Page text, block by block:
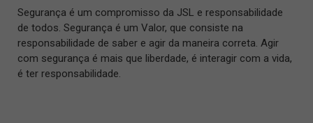
Segurança é um compromisso da JSL e responsabilidade
de todos. Segurança é um Valor, que consiste na
responsabilidade de saber e agir da maneira correta. Agir
com segurança é mais que liberdade, é interagir com a vida,
é ter responsabilidade.